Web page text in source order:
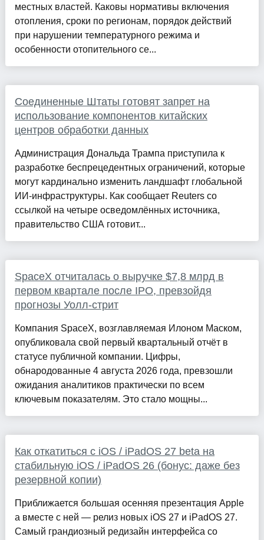
местных властей. Каковы нормативы включения
отопления, сроки по регионам, порядок действий
при нарушении температурного режима и
особенности отопительного се...
Соединенные Штаты готовят запрет на
использование компонентов китайских
центров обработки данных
Администрация Дональда Трампа приступила к
разработке беспрецедентных ограничений, которые
могут кардинально изменить ландшафт глобальной
ИИ-инфраструктуры. Как сообщает Reuters со
ссылкой на четыре осведомлённых источника,
правительство США готовит...
SpaceX отчиталась о выручке $7,8 млрд в
первом квартале после IPO, превзойдя
прогнозы Уолл-стрит
Компания SpaceX, возглавляемая Илоном Маском,
опубликовала свой первый квартальный отчёт в
статусе публичной компании. Цифры,
обнародованные 4 августа 2026 года, превзошли
ожидания аналитиков практически по всем
ключевым показателям. Это стало мощны...
Как откатиться с iOS / iPadOS 27 beta на
стабильную iOS / iPadOS 26 (бонус: даже без
резервной копии)
Приближается большая осенняя презентация Apple
а вместе с ней — релиз новых iOS 27 и iPadOS 27.
Самый грандиозный редизайн интерфейса со